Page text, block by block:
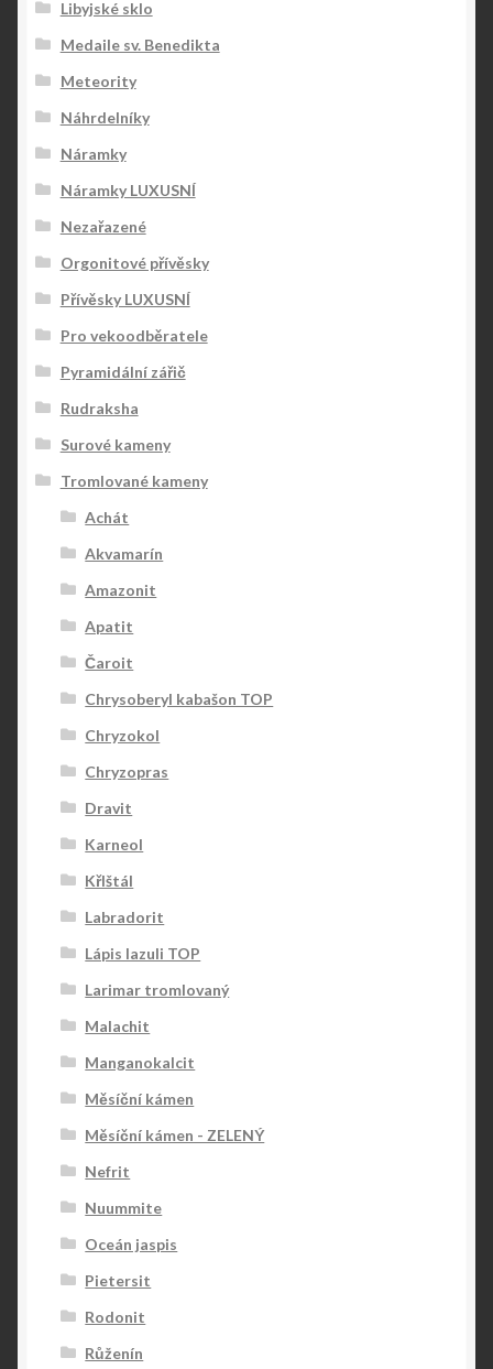
Libyjské sklo
Medaile sv. Benedikta
Meteority
Náhrdelníky
Náramky
Náramky LUXUSNÍ
Nezařazené
Orgonitové přívěsky
Přívěsky LUXUSNÍ
Pro vekoodběratele
Pyramidální zářič
Rudraksha
Surové kameny
Tromlované kameny
Achát
Akvamarín
Amazonit
Apatit
Čaroit
Chrysoberyl kabašon TOP
Chryzokol
Chryzopras
Dravit
Karneol
KřIštál
Labradorit
Lápis lazuli TOP
Larimar tromlovaný
Malachit
Manganokalcit
Měsíční kámen
Měsíční kámen - ZELENÝ
Nefrit
Nuummite
Oceán jaspis
Pietersit
Rodonit
Růženín